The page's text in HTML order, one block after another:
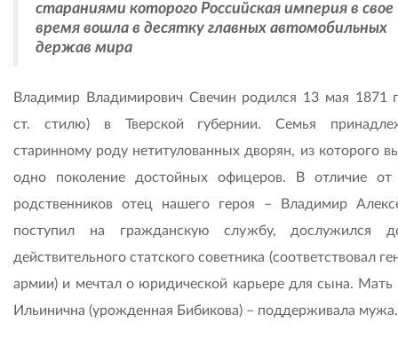
стараниями которого Российская империя в свое
время вошла в десятку главных автомобильных
держав мира
Владимир Владимирович Свечин родился 13 мая 1871
ст. стилю) в Тверской губернии. Семья
старинному роду нетитулованных дворян, из которого
одно поколение достойных офицеров. В отличие от
родственников отец нашего героя – Владимир
поступил на гражданскую службу, дослужился
действительного статского советника (соответствовал
армии) и мечтал о юридической карьере для сына. Мать
Ильинична (урожденная Бибикова) – поддерживала мужа.